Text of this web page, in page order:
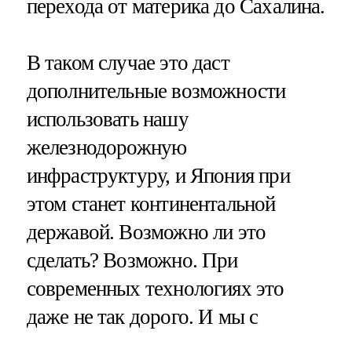
перехода от материка до Сахалина.
В таком случае это даст
дополнительные возможности
использовать нашу
железнодорожную
инфраструктуру, и Япония при
этом станет континентальной
державой. Возможно ли это
сделать? Возможно. При
современных технологиях это
даже не так дорого. И мы с